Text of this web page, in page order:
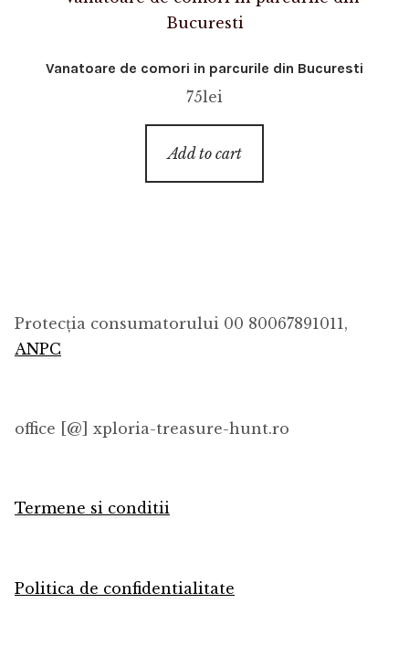
Vanatoare de comori in parcurile din Bucuresti
75lei
Add to cart
Protecția consumatorului 00 80067891011,
ANPC
office [@] xploria-treasure-hunt.ro
Termene si conditii
Politica de confidentialitate